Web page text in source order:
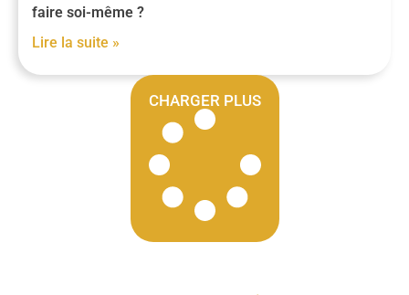
faire soi-même ?
Lire la suite »
CHARGER PLUS